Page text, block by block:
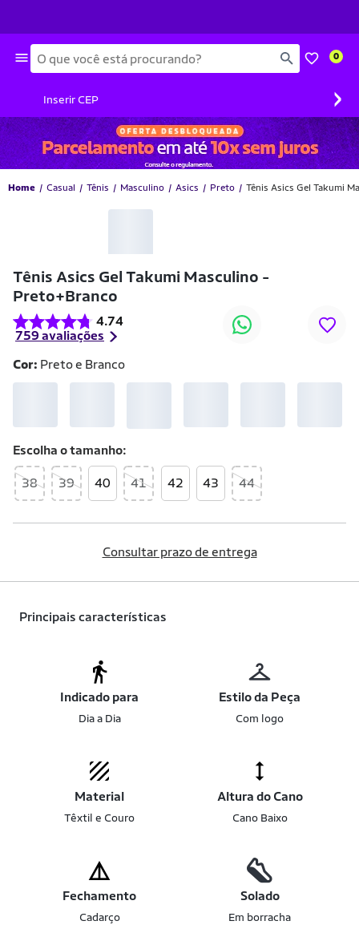
Busca 0
Inserir CEP ›
Home Casual Tênis Masculino Asics Preto Tênis Asics Gel Takumi
Tênis Asics Gel Takumi Masculino -
Preto+Branco
4.74
759 avaliações
-10% OFF
Cor: Preto e Branco
Escolha otamanho
38 39 40 41 42 43 44
Consultar prazo de entrega
Principais características
Indicado para
Dia a Dia
Estilo da Peça
Com logo
Material
Têxtil e Couro
Altura do Cano
Cano Baixo
Fechamento
Cadarço
Solado
Em borracha